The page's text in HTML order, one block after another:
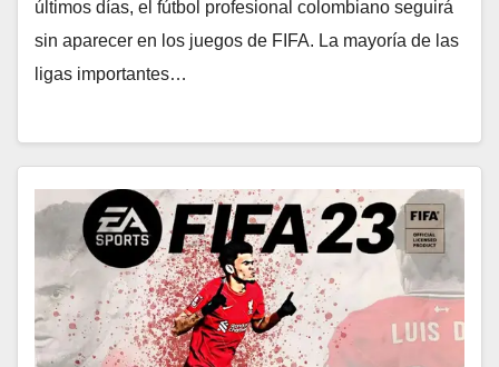
últimos días, el fútbol profesional colombiano seguirá
sin aparecer en los juegos de FIFA. La mayoría de las
ligas importantes…